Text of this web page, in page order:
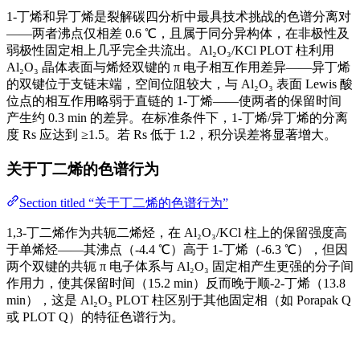
1-丁烯和异丁烯是裂解碳四分析中最具技术挑战的色谱分离对
——两者沸点仅相差 0.6 ℃，且属于同分异构体，在非极性及
弱极性固定相上几乎完全共流出。Al₂O₃/KCl PLOT 柱利用
Al₂O₃ 晶体表面与烯烃双键的 π 电子相互作用差异——异丁烯
的双键位于支链末端，空间位阻较大，与 Al₂O₃ 表面 Lewis 酸
位点的相互作用略弱于直链的 1-丁烯——使两者的保留时间
产生约 0.3 min 的差异。在标准条件下，1-丁烯/异丁烯的分离
度 Rs 应达到 ≥1.5。若 Rs 低于 1.2，积分误差将显著增大。
关于丁二烯的色谱行为
Section titled “关于丁二烯的色谱行为”
1,3-丁二烯作为共轭二烯烃，在 Al₂O₃/KCl 柱上的保留强度高
于单烯烃——其沸点（-4.4 ℃）高于 1-丁烯（-6.3 ℃），但因
两个双键的共轭 π 电子体系与 Al₂O₃ 固定相产生更强的分子间
作用力，使其保留时间（15.2 min）反而晚于顺-2-丁烯（13.8
min），这是 Al₂O₃ PLOT 柱区别于其他固定相（如 Porapak Q
或 PLOT Q）的特征色谱行为。